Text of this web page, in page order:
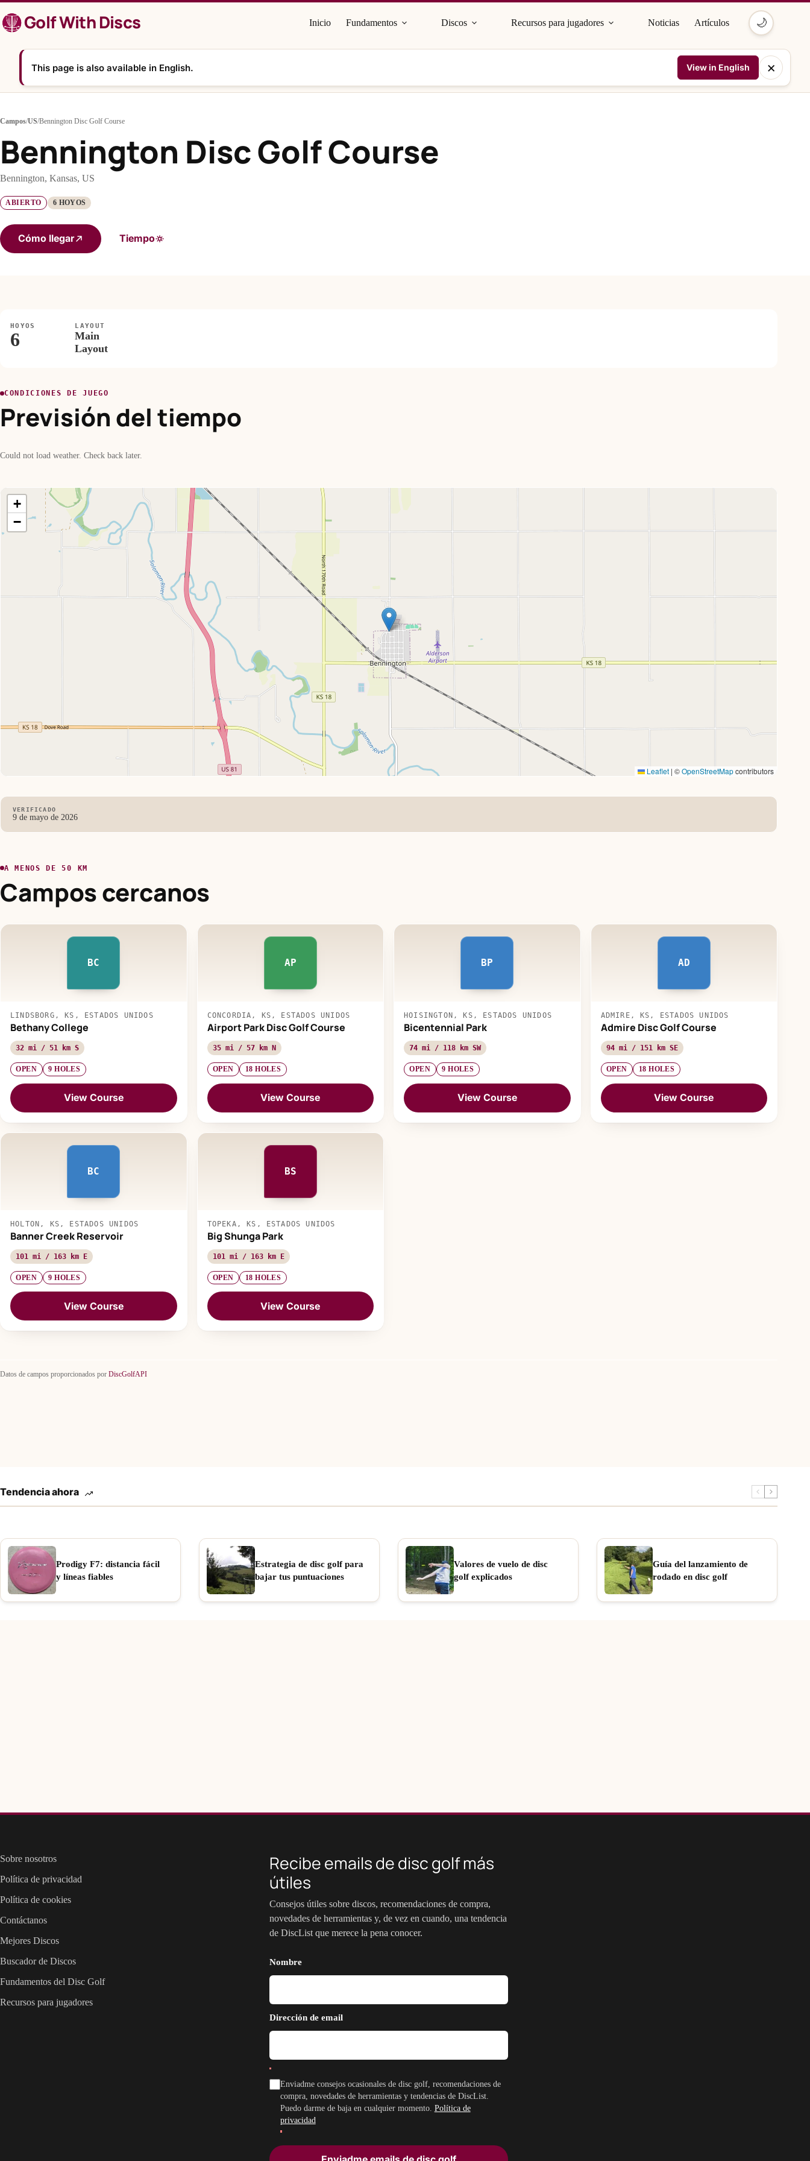
al
contenidoGolf With Discs Inicio Fundamentos Discos Recursos para jugadores Noticias Artículos 🌙
This page is also available in English. View in English ×
Campos/US/Bennington Disc Golf Course
Bennington Disc Golf Course
Bennington, Kansas, US
ABIERTO 6 HOYOS
Cómo llegar Tiempo
HOYOS
6
LAYOUT
Main
Layout
CONDICIONES DE JUEGO
Previsión del tiempo
Could not load weather. Check back later.
+
−
Leaflet | ©OpenStreetMapcontributors
VERIFICADO
9 de mayo de 2026
A MENOS DE 50 KM
Campos cercanos
BC
LINDSBORG, KS, ESTADOS UNIDOS
Bethany College
32 mi / 51 km S
OPEN 9 HOLES
View Course
AP
CONCORDIA, KS, ESTADOS UNIDOS
Airport Park Disc Golf Course
35 mi / 57 km N
OPEN 18 HOLES
View Course
BP
HOISINGTON, KS, ESTADOS UNIDOS
Bicentennial Park
74 mi / 118 km SW
OPEN 9 HOLES
View Course
AD
ADMIRE, KS, ESTADOS UNIDOS
Admire Disc Golf Course
94 mi / 151 km SE
OPEN 18 HOLES
View Course
BC
HOLTON, KS, ESTADOS UNIDOS
Banner Creek Reservoir
101 mi / 163 km E
OPEN 9 HOLES
View Course
BS
TOPEKA, KS, ESTADOS UNIDOS
Big Shunga Park
101 mi / 163 km E
OPEN 18 HOLES
View Course
Datos de campos proporcionados por DiscGolfAPI
Tendencia ahora
Prodigy F7: distancia fácil
y líneas fiables
Estrategia de disc golf para
bajar tus puntuaciones
Valores de vuelo de disc
golf explicados
Guía del lanzamiento de
rodado en disc golf
Sobre nosotros
Política de privacidad
Política de cookies
Contáctanos
Mejores Discos
Buscador de Discos
Fundamentos del Disc Golf
Recursos para jugadores
Recibe emails de disc golf más
útiles
Consejos útiles sobre discos, recomendaciones de compra,
novedades de herramientas y, de vez en cuando, una tendencia
de DiscList que merece la pena conocer.
Nombre
Dirección de email
Enviadme consejos ocasionales de disc golf, recomendaciones de
compra, novedades de herramientas y tendencias de DiscList.
Puedo darme de baja en cualquier momento. Política de
privacidad